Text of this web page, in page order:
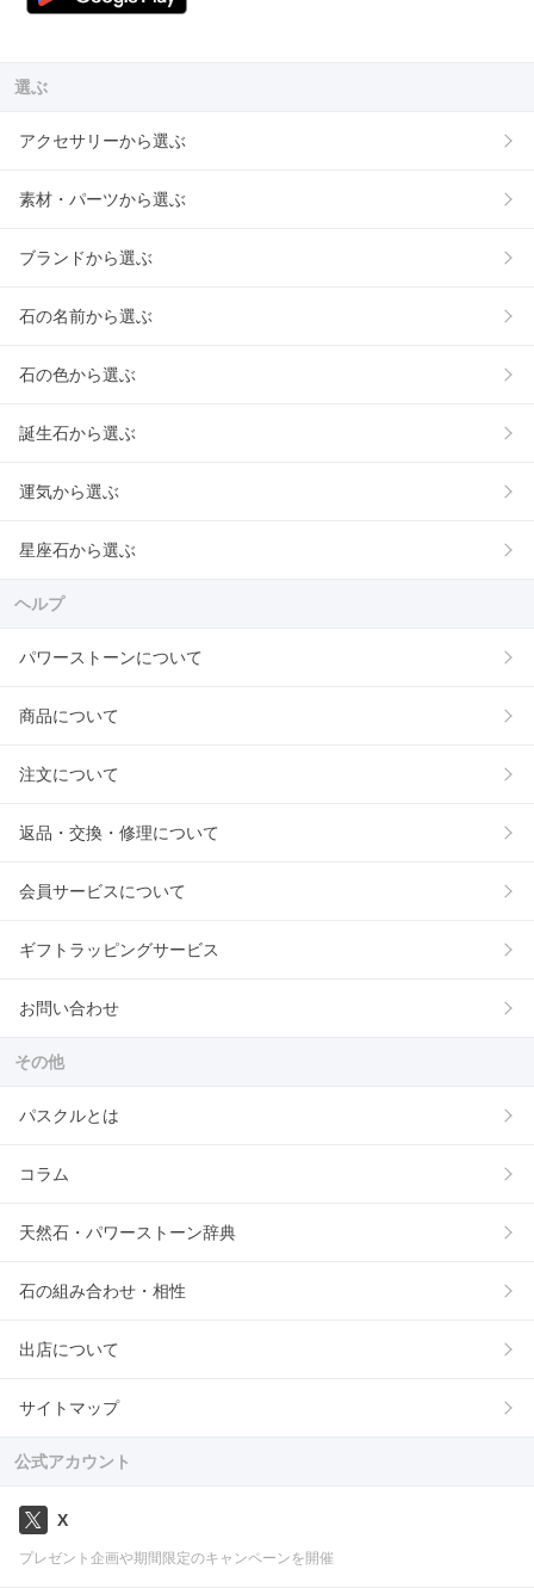
選ぶ
アクセサリーから選ぶ
素材・パーツから選ぶ
ブランドから選ぶ
石の名前から選ぶ
石の色から選ぶ
誕生石から選ぶ
運気から選ぶ
星座石から選ぶ
ヘルプ
パワーストーンについて
商品について
注文について
返品・交換・修理について
会員サービスについて
ギフトラッピングサービス
お問い合わせ
その他
パスクルとは
コラム
天然石・パワーストーン辞典
石の組み合わせ・相性
出店について
サイトマップ
公式アカウント
X
プレゼント企画や期間限定のキャンペーンを開催